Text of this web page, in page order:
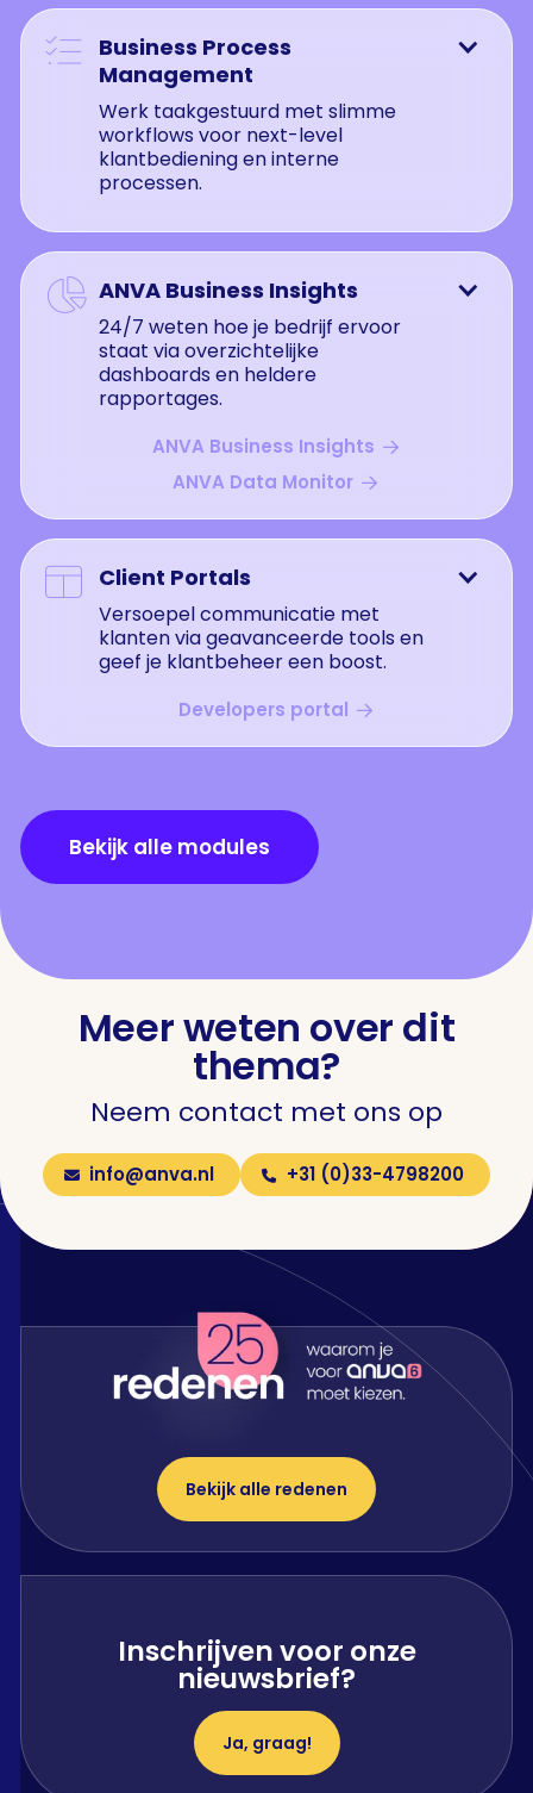

Business Process
Management
Werk taakgestuurd met slimme
workflows voor next-level
klantbediening en interne
processen.
 ANVA Business Insights
24/7 weten hoe je bedrijf ervoor
staat via overzichtelijke
dashboards en heldere
rapportages.
ANVA Business Insights
ANVA Data Monitor
 Client Portals
Versoepel communicatie met
klanten via geavanceerde tools en
geef je klantbeheer een boost.
Developers portal
Bekijk alle modules
Meer weten over dit
thema?
Neem contact met ons op
info@anva.nl +31 (0)33-4798200
Bekijk alle redenen
Inschrijven voor onze
nieuwsbrief?
Ja, graag!